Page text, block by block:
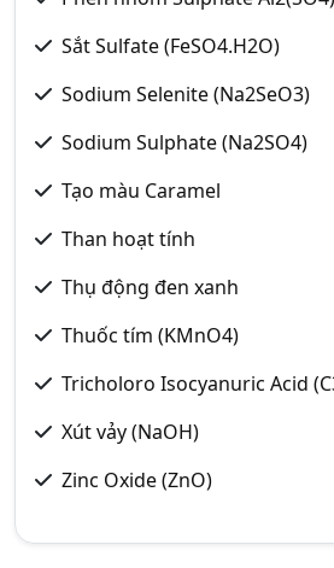
Sắt Sulfate (FeSO4.H2O)
Sodium Selenite (Na2SeO3)
Sodium Sulphate (Na2SO4)
Tạo màu Caramel
Than hoạt tính
Thụ động đen xanh
Thuốc tím (KMnO4)
Tricholoro Isocyanuric Acid
Xút vảy (NaOH)
Zinc Oxide (ZnO)